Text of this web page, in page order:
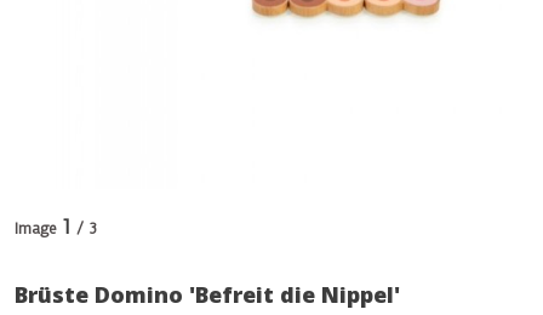
Image 1 / 3
Brüste Domino 'Befreit die Nippel'